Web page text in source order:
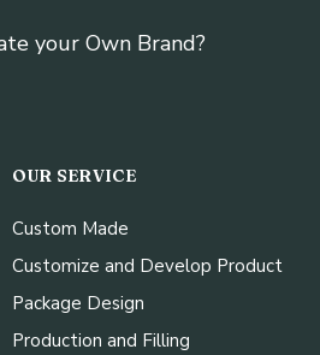
your Own Brand?
OUR SERVICE
Custom Made
Customize and Develop Product
Package Design
Production and Filling